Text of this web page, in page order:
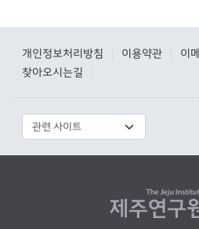
개인정보처리방침 이용약관 이
찾아오시는길